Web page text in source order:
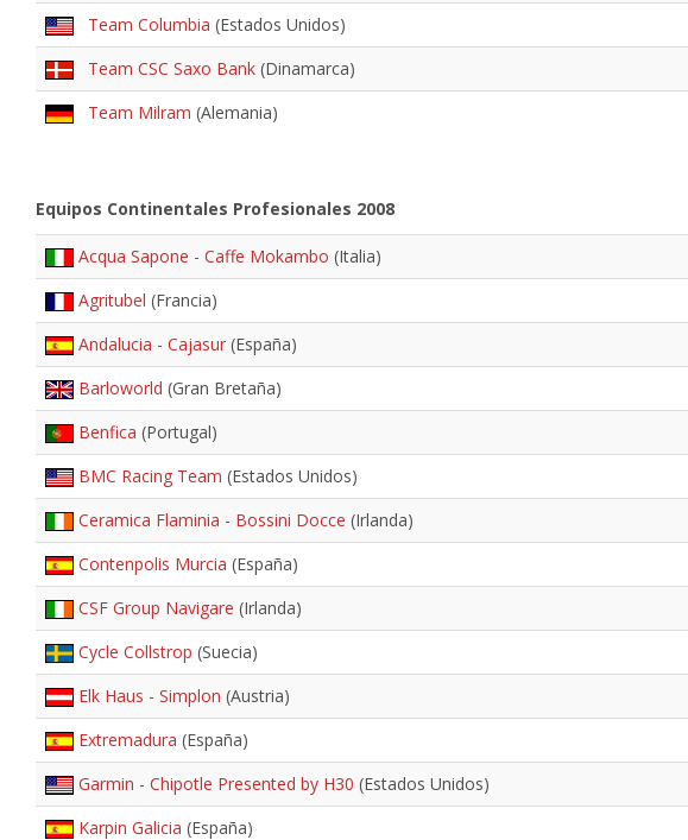
Team Columbia (Estados Unidos)
Team CSC Saxo Bank(Dinamarca)
Team Milram (Alemania)
Equipos Continentales Profesionales 2008
Acqua Sapone - Caffe Mokambo (Italia)
Agritubel (Francia)
Andalucia - Cajasur(España)
Barloworld (Gran Bretaña)
Benfica (Portugal)
BMC Racing Team (Estados Unidos)
Ceramica Flaminia - Bossini Docce (Irlanda)
Contenpolis Murcia (España)
CSF Group Navigare (Irlanda)
Cycle Collstrop (Suecia)
Elk Haus - Simplon (Austria)
Extremadura (España)
Garmin - Chipotle Presented by H30 (Estados Unidos)
Karpin Galicia (España)